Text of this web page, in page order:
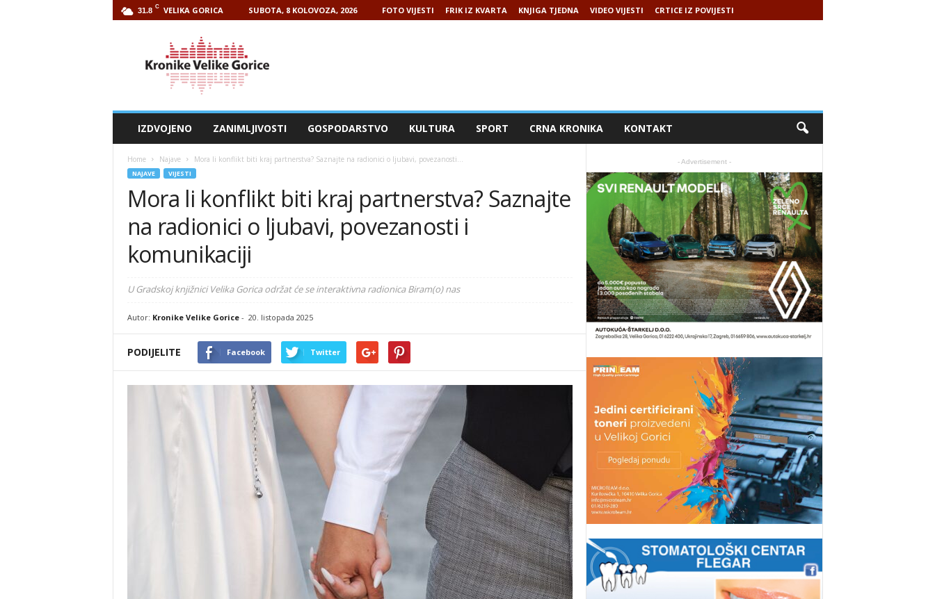
31.8 C VELIKA GORICA SUBOTA, 8 KOLOVOZA, 2026 FOTO VIJESTI FRIK IZ KVARTA KNJIGA TJEDNA VIDEO VIJESTI CRTICE IZ POVIJESTI
IZDVOJENO ZANIMLJIVOSTI GOSPODARSTVO KULTURA SPORT CRNA KRONIKA KONTAKT
Home Najave Mora li konflikt biti kraj partnerstva? Saznajte na radionici o ljubavi, povezanosti...
NAJAVE VIJESTI
Mora li konflikt biti kraj partnerstva? Saznajte
na radionici o ljubavi, povezanosti i
komunikaciji
U Gradskoj knjižnici Velika Gorica održat će se interaktivna radionica Biram(o) nas
Autor: Kronike Velike Gorice- 20. listopada 2025
PODIJELITE Facebook Twitter
- Advertisement -